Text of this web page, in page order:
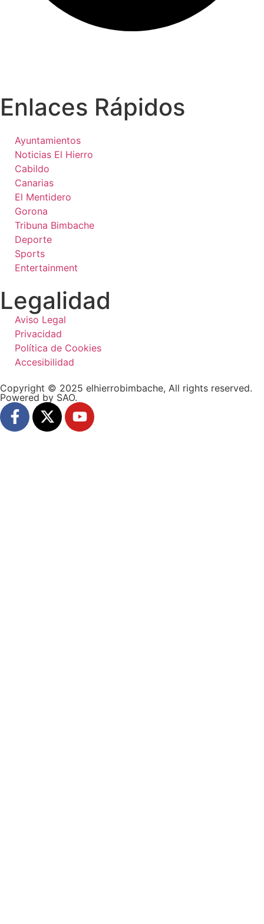
Enlaces Rápidos
Ayuntamientos
Noticias El Hierro
Cabildo
Canarias
El Mentidero
Gorona
Tribuna Bimbache
Deporte
Sports
Entertainment
Legalidad
Aviso Legal
Privacidad
Política de Cookies
Accesibilidad
Copyright © 2025 elhierrobimbache, All rights reserved.
Powered by SAO.